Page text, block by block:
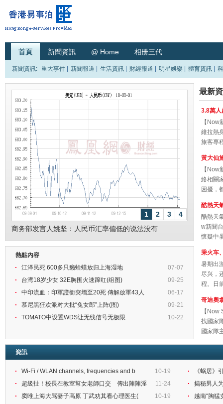
首頁 新聞資訊 @ Home 相册三代
新聞資訊: 重大事件 新聞報道 生活資訊 財經報道 明星娛樂 體育資訊
商务部发言人姚坚：人民币汇率偏低的说法没有
1 2 3 4
熱點內容
07-07
江泽民死 600多只癞蛤蟆放归上海湿地
09-25
台湾18岁少女 32E胸围火速蹿红(组图)
06-17
中印流血：印軍證衝突增至20死 傳解放軍43人
09-21
慕尼黑狂欢派对大批“兔女郎”上阵(图)
10-22
TOMATO中设置WDS让无线信号无极限
最新
3.8萬
【
維拉熱
旅客專
黃大仙
指
【
絡相關
困擾，
酷熱天
酷熱天
w新聞
懷疑中
乘火车
暑期出
尽兴，
程。日
哥迪奧
【
找國家
國家隊
資訊
10-19
Wi-Fi / WLAN channels, frequencies and b
《蜗居》
11-24
超級扯！校長在教室幫女老師口交 傳出陣陣淫
揭秘男人
10-19
窦唯上海大骂妻子高原 丁武劝其看心理医生(
越南“胸猛